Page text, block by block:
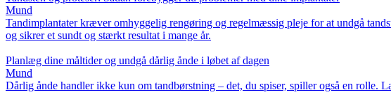
Mund
Tandimplantater kræver omhyggelig rengøring og regelmæssig pleje for at undgå
og sikrer et sundt og stærkt resultat i mange år.
Planlæg dine måltider og undgå dårlig ånde i løbet af dagen
Mund
Dårlig ånde handler ikke kun om tandbørstning – det, du spiser, spiller også en rolle.